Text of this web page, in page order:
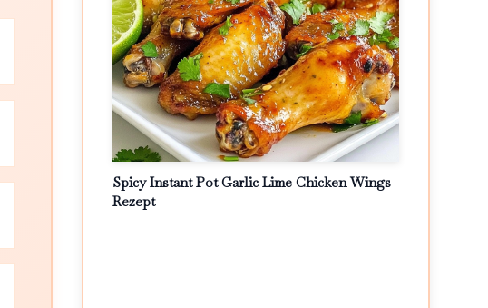
Spicy Instant Pot Garlic Lime Chicken Wings
Rezept